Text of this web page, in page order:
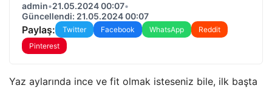
admin•21.05.2024 00:07•
Güncellendi: 21.05.2024 00:07
Paylaş: Twitter Facebook WhatsApp
Reddit
Pinterest
Yaz aylarında ince ve fit olmak isteseniz bile, ilk başta